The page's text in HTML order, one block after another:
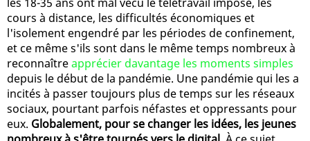
cours à distance, les difficultés économiques et
l'isolement engendré par les périodes de confinement,
et ce même s'ils sont dans le même temps nombreux à
reconnaîtreapprécier davantage les moments simples
depuis le début de la pandémie. Une pandémie qui les a
incités à passer toujours plus de temps sur les réseaux
sociaux, pourtant parfois néfastes et oppressants pour
eux. Globalement, pour se changer les idées, les jeunes